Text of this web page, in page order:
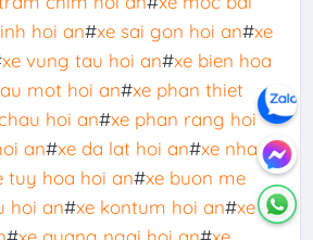
hoi an#xe sai gon hoi an#xe
xe vung tau hoi an#xe bien hoa
mot hoi an#xe phan thiet
hoi an#xe phan rang hoi
an#xe da lat hoi an#xe nha
tuy hoa hoi an#xe buon me
hoi an#xe kontum hoi an#xe